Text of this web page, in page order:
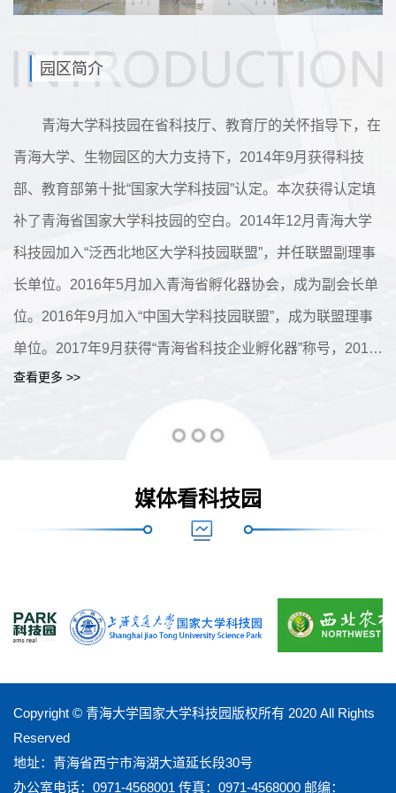
园区简介
青海大学科技园在省科技厅、教育厅的关怀指导下，在
青海大学、生物园区的大力支持下，2014年9月获得科技
部、教育部第十批“国家大学科技园”认定。本次获得认定填
补了青海省国家大学科技园的空白。2014年12月青海大学
科技园加入“泛西北地区大学科技园联盟”，并任联盟副理事
长单位。2016年5月加入青海省孵化器协会，成为副会长单
位。2016年9月加入“中国大学科技园联盟”，成为联盟理事
单位。2017年9月获得“青海省科技企业孵化器”称号，2018
年被评为“青海省优秀创业孵化基地”。2018年8月加入“西宁
创业园区”和“全国农村创新创业孵化实训基地”、2020年4月
批青海省中小企业公共服务示范平台。
查看更多 >>
媒体看科技园
Copyright © 青海大学国家大学科技园版权所有 2020 All Rights
Reserved
地址：青海省西宁市海湖大道延长段30号
办公室电话：0971-4568001 传真：0971-4568000 邮编：